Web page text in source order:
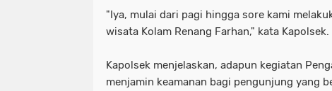
"Iya, mulai dari pagi hingga sore kami
wisata Kolam Renang Farhan," kata Kapolsek.
Kapolsek menjelaskan, adapun kegiatan
menjamin keamanan bagi pengunjung yang